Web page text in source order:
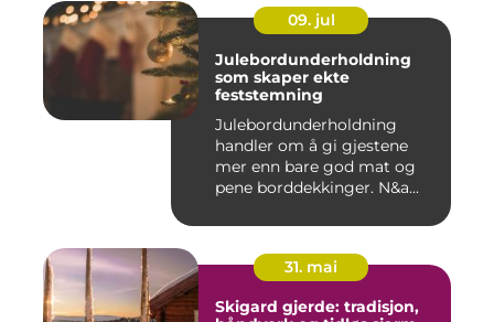
09. jul
Julebordunderholdning
som skaper ekte
feststemning
Julebordunderholdning
handler om å gi gjestene
mer enn bare god mat og
pene borddekkinger. N&a...
31. mai
Skigard gjerde: tradisjon,